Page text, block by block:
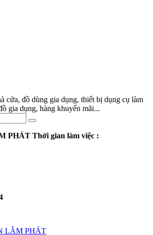
cửa, đồ dùng gia dụng, thiết bị dụng cụ làm
gia dụng, hàng khuyến mãi...
Thời gian làm việc :